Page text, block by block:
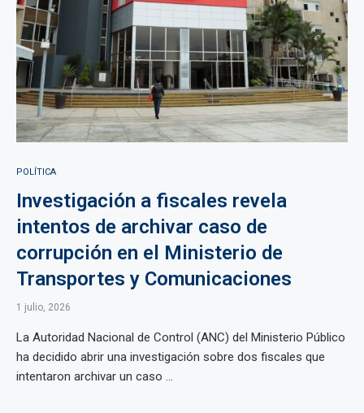
POLÍTICA
Investigación a fiscales revela
intentos de archivar caso de
corrupción en el Ministerio de
Transportes y Comunicaciones
1 julio, 2026
La Autoridad Nacional de Control (ANC) del Ministerio Público
ha decidido abrir una investigación sobre dos fiscales que
intentaron archivar un caso ...